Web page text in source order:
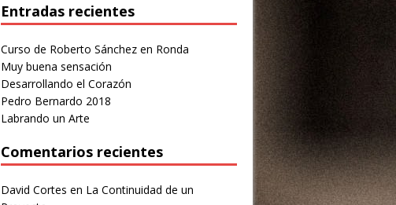
Entradas recientes
Curso de Roberto Sánchez en Ronda
Muy buena sensación
Desarrollando el Corazón
Pedro Bernardo 2018
Labrando un Arte
Comentarios recientes
David Cortes en La Continuidad de un